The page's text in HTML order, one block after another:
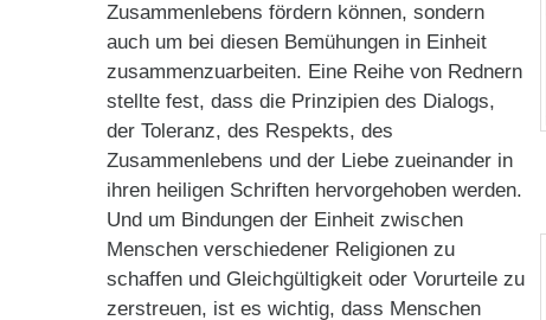
Zusammenlebens fördern können, sondern
auch um bei diesen Bemühungen in Einheit
zusammenzuarbeiten. Eine Reihe von Rednern
stellte fest, dass die Prinzipien des Dialogs,
der Toleranz, des Respekts, des
Zusammenlebens und der Liebe zueinander in
ihren heiligen Schriften hervorgehoben werden.
Und um Bindungen der Einheit zwischen
Menschen verschiedener Religionen zu
schaffen und Gleichgültigkeit oder Vorurteile zu
zerstreuen, ist es wichtig, dass Menschen